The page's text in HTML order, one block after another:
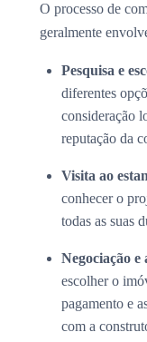
O processo de
geralmente
Pesquisa e
diferentes
consideração
reputação da
Visita ao
conhecer o
todas as suas
Negociação
escolher o
pagamento e
com a